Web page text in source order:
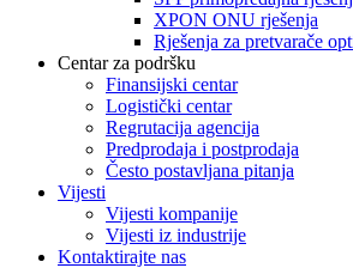
XPON ONU rješenja
Rješenja za pretvarače
Centar za podršku
Finansijski centar
Logistički centar
Regrutacija agencija
Predprodaja i postprodaja
Često postavljana pitanja
Vijesti
Vijesti kompanije
Vijesti iz industrije
Kontaktirajte nas